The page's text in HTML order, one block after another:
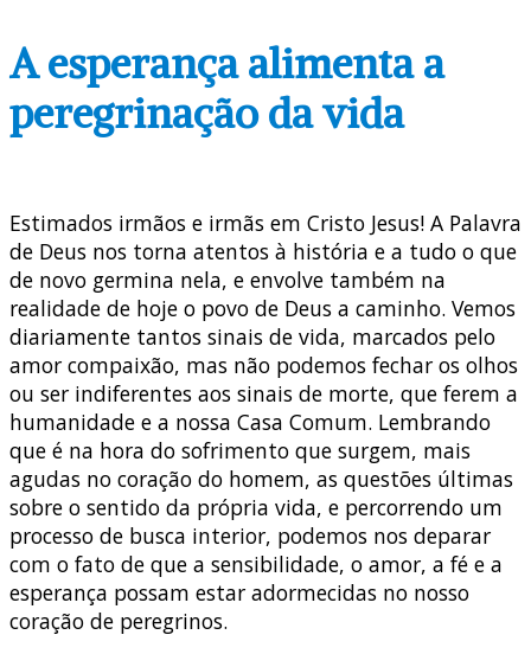
A esperança alimenta a
peregrinação da vida
Estimados irmãos e irmãs em Cristo Jesus! A Palavra
de Deus nos torna atentos à história e a tudo o que
de novo germina nela, e envolve também na
realidade de hoje o povo de Deus a caminho. Vemos
diariamente tantos sinais de vida, marcados pelo
amor compaixão, mas não podemos fechar os olhos
ou ser indiferentes aos sinais de morte, que ferem a
humanidade e a nossa Casa Comum. Lembrando
que é na hora do sofrimento que surgem, mais
agudas no coração do homem, as questões últimas
sobre o sentido da própria vida, e percorrendo um
processo de busca interior, podemos nos deparar
com o fato de que a sensibilidade, o amor, a fé e a
esperança possam estar adormecidas no nosso
coração de peregrinos.